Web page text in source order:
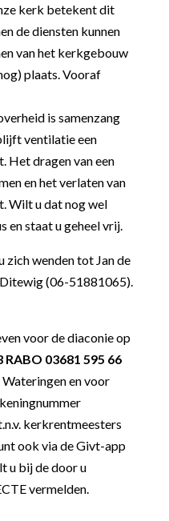
kerk betekent dit
de diensten kunnen
van het kerkgebouw
plaats. Vooraf
is samenzang
ventilatie een
Het dragen van een
en het verlaten van
Wilt u dat nog wel
en staat u geheel vrij.
zich wenden tot Jan de
(06-51881065).
voor de diaconie op
RABO 03681 595 66
Wateringen en voor
kerkrentmeesters
ook via de Givt-app
u bij de door u
vermelden.